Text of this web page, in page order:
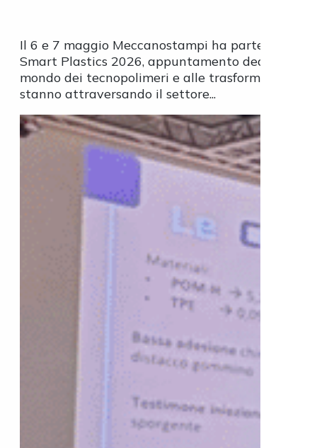
Il 6 e 7 maggio Meccanostampi ha partecipato a
Smart Plastics 2026, appuntamento dedicato al
mondo dei tecnopolimeri e alle trasformazioni
stanno attraversando il settore...